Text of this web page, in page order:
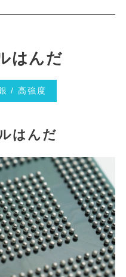
はんだ
/ 高強度
はんだ